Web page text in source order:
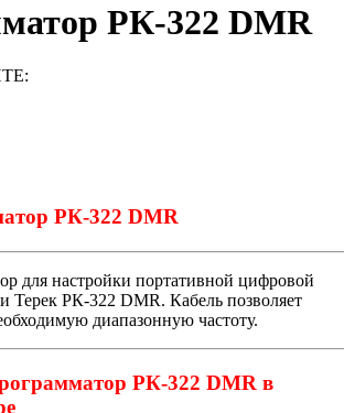
РК-322 DMR
РК-322 DMR
для настройки портативной цифровой
Терек РК-322 DMR. Кабель позволяет
диапазонную частоту.
РК-322 DMR в